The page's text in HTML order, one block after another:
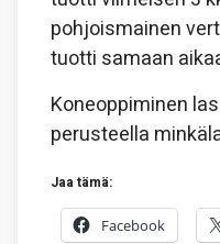
pohjoismainen
tuotti samaan
Koneoppiminen
perusteella
Jaa tämä:
Facebook